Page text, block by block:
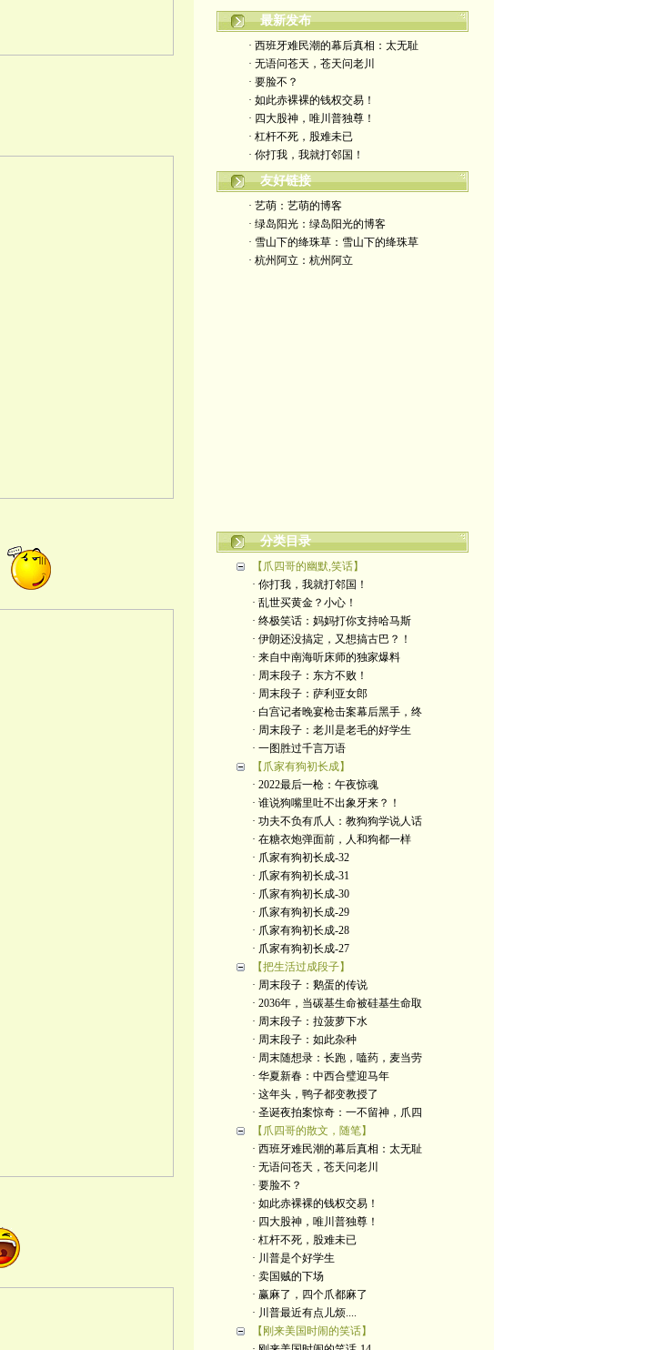
最新发布
· 西班牙难民潮的幕后真相：太无耻
· 无语问苍天，苍天问老川
· 要脸不？
· 如此赤裸裸的钱权交易！
· 四大股神，唯川普独尊！
· 杠杆不死，股难未已
· 你打我，我就打邻国！
友好链接
· 艺萌：艺萌的博客
· 绿岛阳光：绿岛阳光的博客
· 雪山下的绛珠草：雪山下的绛珠草
· 杭州阿立：杭州阿立
分类目录
【爪四哥的幽默,笑话】
· 你打我，我就打邻国！
· 乱世买黄金？小心！
· 终极笑话：妈妈打你支持哈马斯
· 伊朗还没搞定，又想搞古巴？！
· 来自中南海听床师的独家爆料
· 周末段子：东方不败！
· 周末段子：萨利亚女郎
· 白宫记者晚宴枪击案幕后黑手，终
· 周末段子：老川是老毛的好学生
· 一图胜过千言万语
【爪家有狗初长成】
· 2022最后一枪：午夜惊魂
· 谁说狗嘴里吐不出象牙来？！
· 功夫不负有爪人：教狗狗学说人话
· 在糖衣炮弹面前，人和狗都一样
· 爪家有狗初长成-32
· 爪家有狗初长成-31
· 爪家有狗初长成-30
· 爪家有狗初长成-29
· 爪家有狗初长成-28
· 爪家有狗初长成-27
【把生活过成段子】
· 周末段子：鹅蛋的传说
· 2036年，当碳基生命被硅基生命取
· 周末段子：拉菠萝下水
· 周末段子：如此杂种
· 周末随想录：长跑，嗑药，麦当劳
· 华夏新春：中西合璧迎马年
· 这年头，鸭子都变教授了
· 圣诞夜拍案惊奇：一不留神，爪四
【爪四哥的散文，随笔】
· 西班牙难民潮的幕后真相：太无耻
· 无语问苍天，苍天问老川
· 要脸不？
· 如此赤裸裸的钱权交易！
· 四大股神，唯川普独尊！
· 杠杆不死，股难未已
· 川普是个好学生
· 卖国贼的下场
· 赢麻了，四个爪都麻了
· 川普最近有点儿烦....
【刚来美国时闹的笑话】